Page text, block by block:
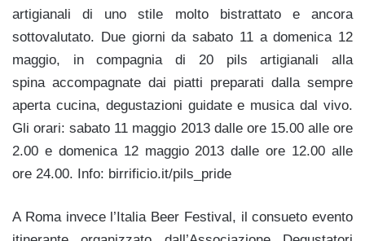
artigianali di uno stile molto bistrattato e ancora
sottovalutato. Due giorni da sabato 11 a domenica 12
maggio, in compagnia di 20 pils artigianali alla
spina accompagnate dai piatti preparati dalla sempre
aperta cucina, degustazioni guidate e musica dal vivo.
Gli orari: sabato 11 maggio 2013 dalle ore 15.00 alle ore
2.00 e domenica 12 maggio 2013 dalle ore 12.00 alle
ore 24.00. Info: birrificio.it/pils_pride
A Roma invece l’Italia Beer Festival, il consueto evento